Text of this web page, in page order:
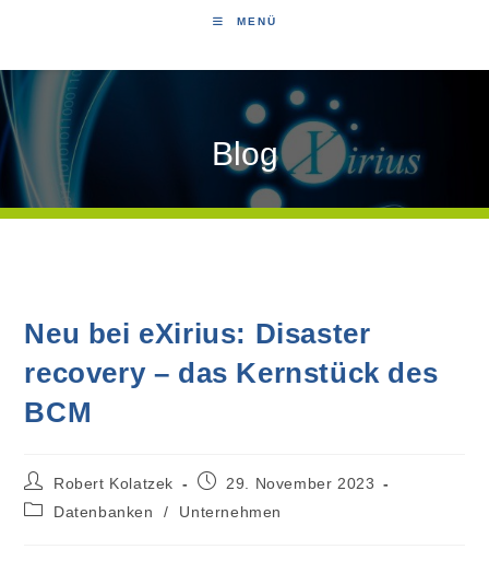
MENÜ
Blog
Neu bei eXirius: Disaster
recovery – das Kernstück des
BCM
Robert Kolatzek
29. November 2023
Datenbanken
/ Unternehmen